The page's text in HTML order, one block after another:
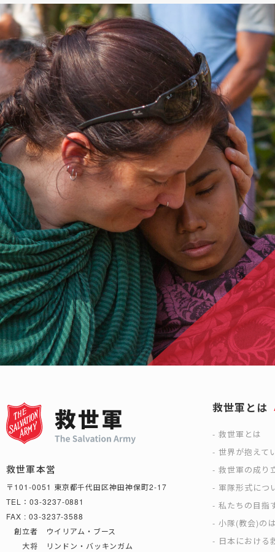
救世軍本営
〒101-0051 東京都千代田区神田神保町2-17
TEL：03-3237-0881
FAX : 03-3237-3588
創立者 ウイリアム・ブース
大将 リンドン・バッキンガム
救世軍とは
救世軍とは
世界が抱えて
救世軍の成り
軍隊形式につ
私たちの目指
小隊(教会)の
日本における